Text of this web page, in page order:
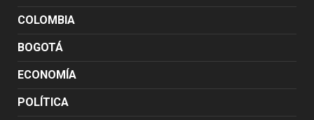
COLOMBIA
BOGOTÁ
ECONOMÍA
POLÍTICA